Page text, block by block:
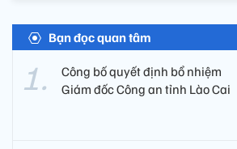
Bạn đọc quan tâm
Công bố quyết định bổ nhiệm
Giám đốc Công an tỉnh Lào Cai